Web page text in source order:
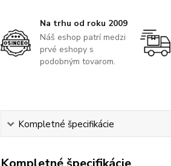
Na trhu od roku 2009
Náš eshop patrí medzi
prvé eshopy s
podobným tovarom.
Kompletné špecifikácie